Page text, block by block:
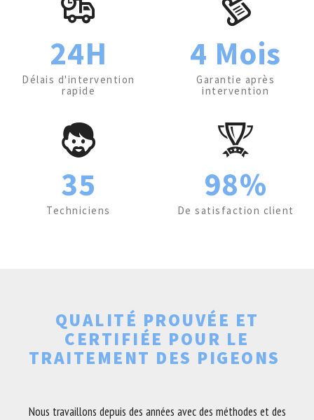
24H
Délais d'intervention
rapide
4 Mois
Garantie après
intervention
35
Techniciens
98%
De satisfaction client
QUALITÉ PROUVÉE ET
CERTIFIÉE POUR LE
TRAITEMENT DES PIGEONS
Nous travaillons depuis des années avec des méthodes et des